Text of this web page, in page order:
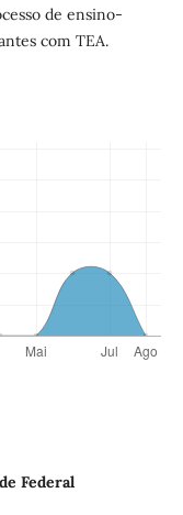
de ensino-
com TEA.
Federal